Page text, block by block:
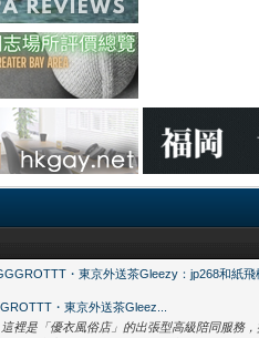
・東京外送茶Gleezy：jp268和紙飛
・東京外送茶Gleez...
裡是「優衣風俗店」的出張型高級陪同服務